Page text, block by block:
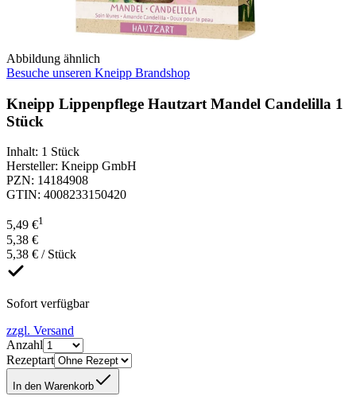
Abbildung ähnlich
Besuche unseren Kneipp Brandshop
Kneipp Lippenpflege Hautzart Mandel Candelilla 1
Stück
Inhalt: 1 Stück
Hersteller: Kneipp GmbH
PZN: 14184908
GTIN: 4008233150420
5,49 €1
5,38 €
5,38 € / Stück
Sofort verfügbar
zzgl. Versand
Anzahl
Rezeptart
In den Warenkorb